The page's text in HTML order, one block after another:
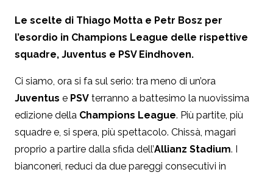
Le scelte di Thiago Motta e Petr Bosz per
l’esordio in Champions League delle rispettive
squadre, Juventus e PSV Eindhoven.
Ci siamo, ora si fa sul serio: tra meno di un’ora
Juventus e PSV terranno a battesimo la nuovissima
edizione della Champions League. Più partite, più
squadre e, si spera, più spettacolo. Chissà, magari
proprio a partire dalla sfida dell’Allianz Stadium. I
bianconeri, reduci da due pareggi consecutivi in